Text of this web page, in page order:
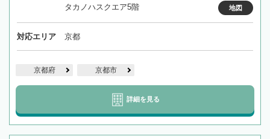
タカノハスクエア5階
地図
対応エリア 京都
京都府 京都市
詳細を見る